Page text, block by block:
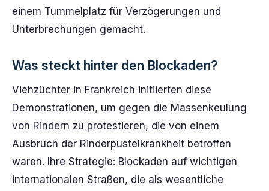
einem Tummelplatz für Verzögerungen und
Unterbrechungen gemacht.
Was steckt hinter den Blockaden?
Viehzüchter in Frankreich initiierten diese
Demonstrationen, um gegen die Massenkeulung
von Rindern zu protestieren, die von einem
Ausbruch der Rinderpustelkrankheit betroffen
waren. Ihre Strategie: Blockaden auf wichtigen
internationalen Straßen, die als wesentliche